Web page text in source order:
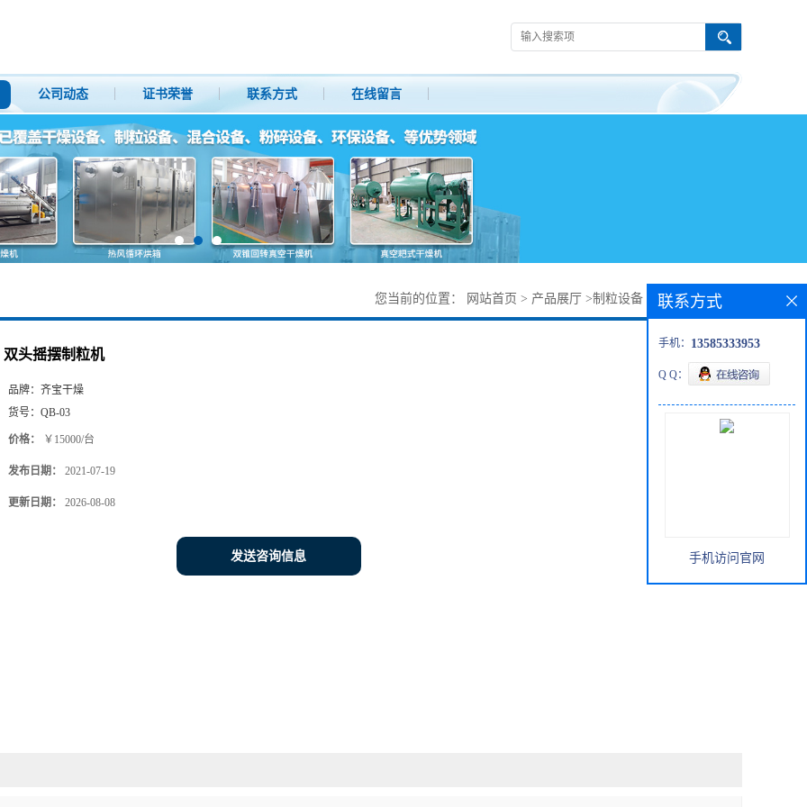
公司动态 证书荣誉 联系方式 在线留言
您当前的位置： 网站首页 > 产品展厅 >制粒设备 双头摇摆制粒机
双头摇摆制粒机
品牌： 齐宝干燥
货号： QB-03
价格： ￥15000/台
发布日期： 2021-07-19
更新日期： 2026-08-08
发送咨询信息
联系方式
手机： 13585333953
Q Q：
手机访问官网